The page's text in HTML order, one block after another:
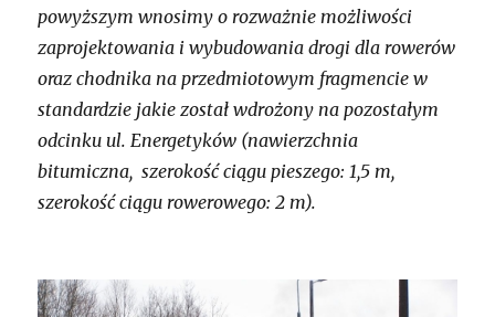
powyższym wnosimy o rozważnie możliwości
zaprojektowania i wybudowania drogi dla rowerów
oraz chodnika na przedmiotowym fragmencie w
standardzie jakie został wdrożony na pozostałym
odcinku ul. Energetyków (nawierzchnia
bitumiczna, szerokość ciągu pieszego: 1,5 m,
szerokość ciągu rowerowego:2 m).